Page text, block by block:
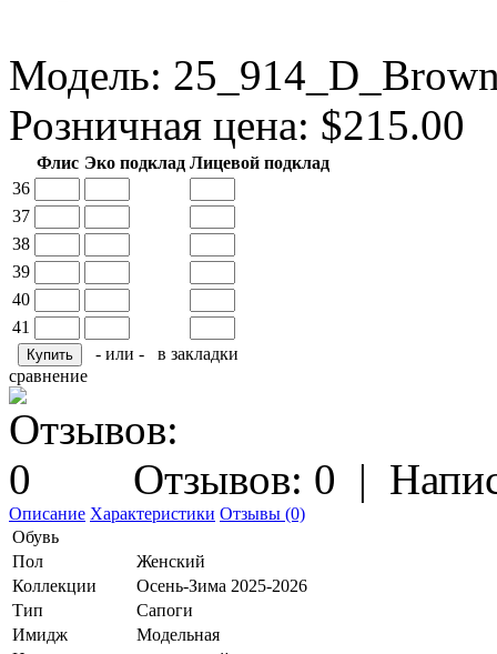
Модель:
Розничная цена: $215.00
Флис Эко подклад Лицевой подклад
36
37
38
39
40
41
- или -
в закладки
сравнение
Отзывов: 0 |
Описание Характеристики Отзывы (0)
Обувь
Пол
Женский
Коллекции
Осень-Зима 2025-2026
Тип
Сапоги
Имидж
Модельная